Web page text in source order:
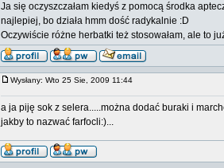
Ja się oczyszczałam kiedyś z pomocą środka
najlepiej, bo działa hmm dość radykalnie :D
Oczywiście różne herbatki też stosowałam, ale to
Wysłany: Wto 25 Sie, 2009 11:44
a ja piję sok z selera.....można dodać buraki i
jakby to nazwać farfocli:)...